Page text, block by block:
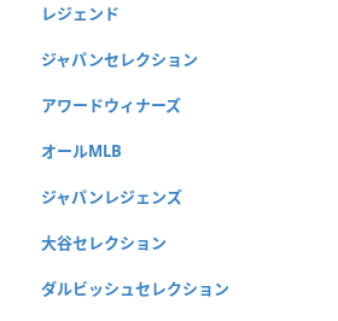
レジェンド
ジャパンセレクション
アワードウィナーズ
オールMLB
ジャパンレジェンズ
大谷セレクション
ダルビッシュセレクション